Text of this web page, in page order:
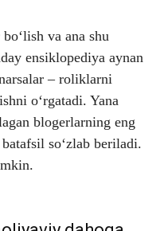
va ana shu
ensiklopediya aynan
– roliklarni
o‘rgatadi. Yana
blogerlarning eng
so‘zlab beriladi.